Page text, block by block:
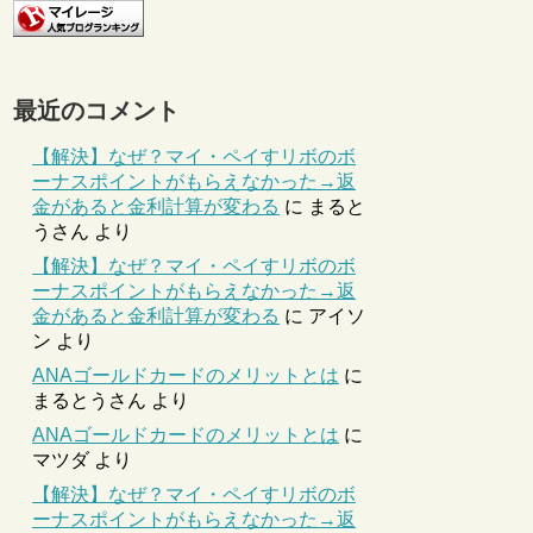
最近のコメント
【解決】なぜ？マイ・ペイすリボのボ
ーナスポイントがもらえなかった→返
金があると金利計算が変わる に まると
うさん より
【解決】なぜ？マイ・ペイすリボのボ
ーナスポイントがもらえなかった→返
金があると金利計算が変わる に アイソ
ン より
ANAゴールドカードのメリットとは に
まるとうさん より
ANAゴールドカードのメリットとは に
マツダより
【解決】なぜ？マイ・ペイすリボのボ
ーナスポイントがもらえなかった→返